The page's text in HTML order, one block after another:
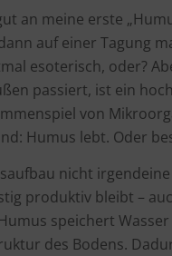
an meine erste
auf einer Tagung
esoterisch, oder?
passiert, ist ein
von
Humus lebt. Oder
nicht
produktiv bleibt –
speichert
des Bodens.